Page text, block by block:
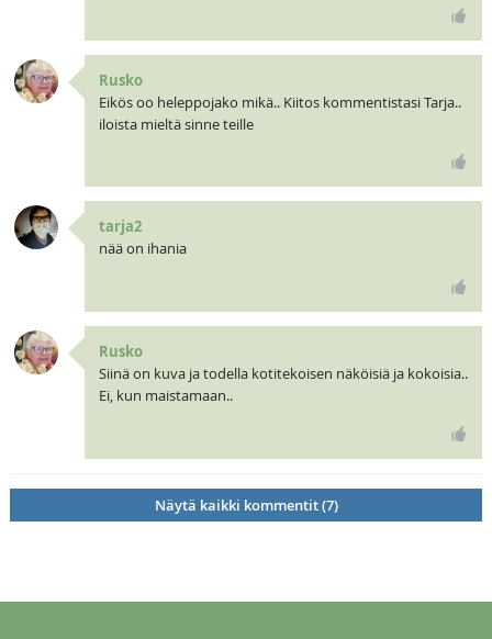
Rusko
Eikös oo heleppojako mikä.. Kiitos kommentistasi Tarja..
iloista mieltä sinne teille
tarja2
nää on ihania
Rusko
Siinä on kuva ja todella kotitekoisen näköisiä ja kokoisia..
Ei, kun maistamaan..
Näytä kaikki kommentit (7)